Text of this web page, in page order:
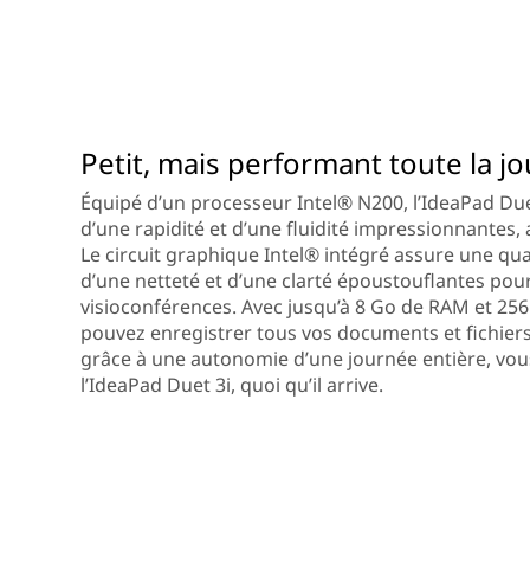
Petit, mais performant toute la
Équipé d’un processeur Intel® N200, l’IdeaPad
d’une rapidité et d’une fluidité
Le circuit graphique Intel® intégré assure une
d’une netteté et d’une clarté époustouflantes
visioconférences. Avec jusqu’à 8 Go de RAM et
pouvez enregistrer tous vos documents et
grâce à une autonomie d’une journée entière,
l’IdeaPad Duet 3i, quoi qu’il arrive.